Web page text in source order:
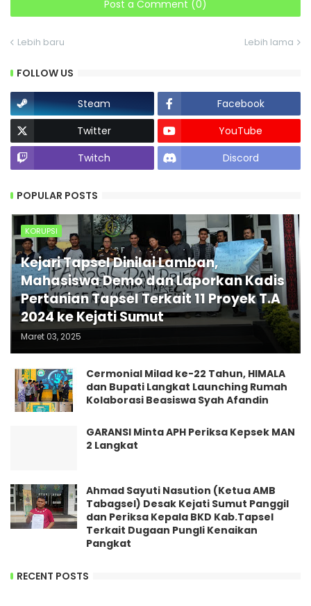
Post a Comment (0)
Lebih baru Lebih lama
FOLLOW US
Steam
Facebook
Twitter
YouTube
Twitch
Discord
POPULAR POSTS
KORUPSI
Kejari Tapsel Dinilai Lamban,
Mahasiswa Demo dan Laporkan Kadis
Pertanian Tapsel Terkait 11 Proyek T.A
2024 ke Kejati Sumut
Maret 03, 2025
Cermonial Milad ke-22 Tahun, HIMALA
dan Bupati Langkat Launching Rumah
Kolaborasi Beasiswa Syah Afandin
GARANSI Minta APH Periksa Kepsek MAN
2 Langkat
Ahmad Sayuti Nasution (Ketua AMB
Tabagsel) Desak Kejati Sumut Panggil
dan Periksa Kepala BKD Kab.Tapsel
Terkait Dugaan Pungli Kenaikan
Pangkat
RECENT POSTS